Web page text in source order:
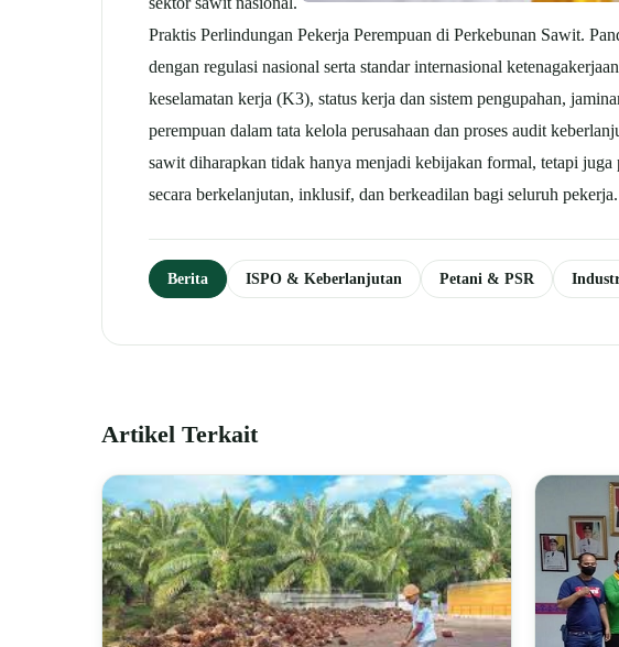
Praktis Perlindungan Pekerja Perempuan di Perkebunan Sawit.
dengan regulasi nasional serta standar internasional
keselamatan kerja (K3), status kerja dan sistem pengupahan,
perempuan dalam tata kelola perusahaan dan proses audit
sawit diharapkan tidak hanya menjadi kebijakan formal, tetapi
secara berkelanjutan, inklusif, dan berkeadilan bagi seluruh pekerja.
Berita ISPO & Keberlanjutan Petani & PSR
Artikel Terkait